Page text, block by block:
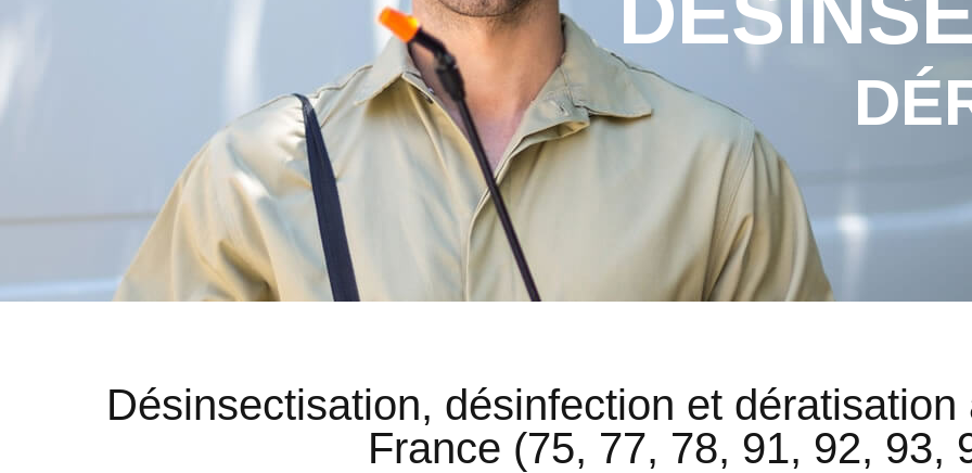
Désinsectisation, désinfection et
France (75, 77, 78, 91, 92, 93,